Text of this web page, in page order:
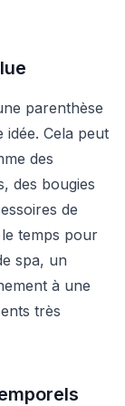
parenthèse
Cela peut
des
des bougies
de
temps pour
spa, un
à une
très